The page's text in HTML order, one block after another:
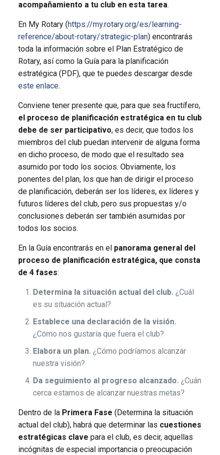
acompañamiento a tu club en esta tarea.
En My Rotary (https://my.rotary.org/es/learning-
reference/about-rotary/strategic-plan) encontrarás
toda la información sobre el Plan Estratégico de
Rotary, así como la Guía para la planificación
estratégica (PDF), que te puedes descargar desde
este enlace.
Conviene tener presente que, para que sea fructífero,
el proceso de planificación estratégica en tu club
debe de ser participativo, es decir, que todos los
miembros del club puedan intervenir de alguna forma
en dicho proceso, de modo que el resultado sea
asumido por todo los socios. Obviamente, los
ponentes del plan, los que han de dirigir el proceso
de planificación, deberán ser los líderes, ex líderes y
futuros líderes del club, pero sus propuestas y/o
conclusiones deberán ser también asumidas por
todos los socios.
En la Guía encontrarás en el panorama general del
proceso de planificación estratégica, que consta
de 4 fases:
Determina la situación actual del club. ¿Cuál
es su situación actual?
Establece una declaración de la visión.
¿Cómo nos gustaría que fuera el club?
Elabora un plan. ¿Cómo podríamos alcanzar
nuestra visión?
Da seguimiento al progreso alcanzado. ¿Cuán
cerca estamos de alcanzar nuestras metas?
Dentro de la Primera Fase (Determina la situación
actual del club), habrá que determinar las cuestiones
estratégicas clave para el club, es decir, aquellas
incógnitas de especial importancia o preocupación